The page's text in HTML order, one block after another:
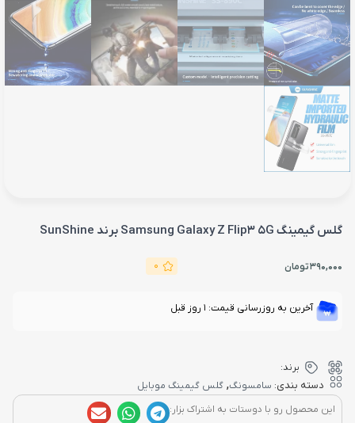
گلس گیمینگ Samsung Galaxy Z Flip3 5G برند SunShine
390,000تومان 0
آخرین به روزرسانی قیمت: 1 روز قبل
برند:
دسته بندی: سامسونگ, گلس گیمینگ موبایل
این محصول رو با دوستات به اشتراک بزار: